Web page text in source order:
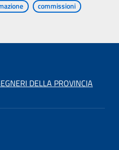
commissioni
DELLA PROVINCIA